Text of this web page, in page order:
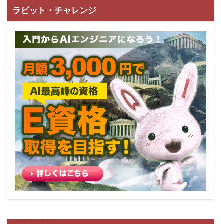
ラビット・チャレンジ